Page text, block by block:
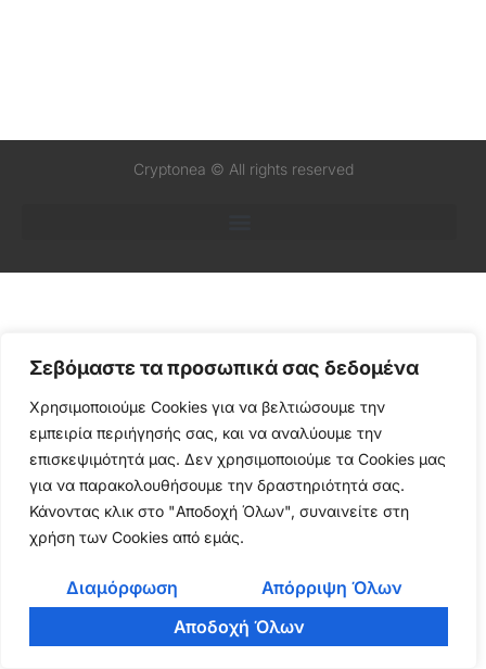
Σεβόμαστε τα προσωπικά σας δεδομένα
Χρησιμοποιούμε Cookies για να βελτιώσουμε την
εμπειρία περιήγησής σας, και να αναλύουμε την
επισκεψιμότητά μας. Δεν χρησιμοποιούμε τα Cookies μας
για να παρακολουθήσουμε την δραστηριότητά σας.
Κάνοντας κλικ στο "Αποδοχή Όλων", συναινείτε στη
χρήση των Cookies από εμάς.
Διαμόρφωση
Απόρριψη Όλων
Αποδοχή Όλων
Cryptonea © All rights reserved